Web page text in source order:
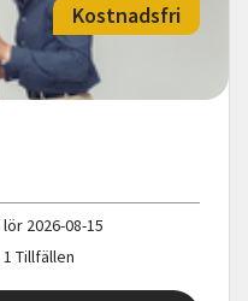
Kostnadsfri
lör 2026-08-15
1 Tillfällen